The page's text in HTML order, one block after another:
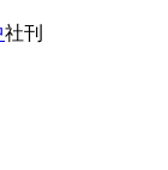
社刊